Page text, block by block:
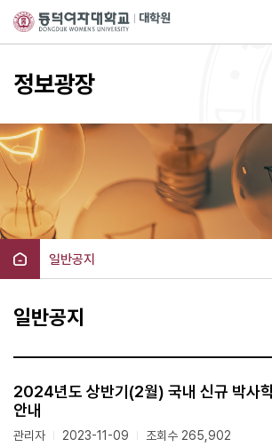
주메뉴 바로가기
본문 바로가기
정보광장
일반공지
일반공지
2024년도 상반기(2월) 국내 신규 박사
안내
관리자 2023-11-09 조회수 265,902